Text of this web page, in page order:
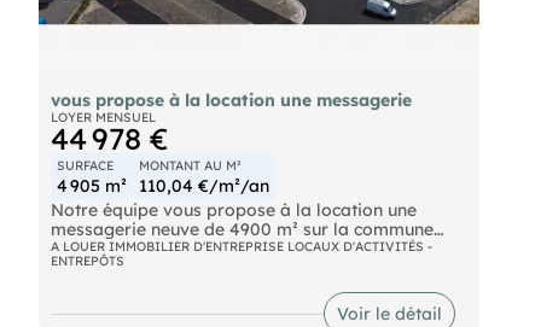
vous propose à la location une messagerie
LOYER MENSUEL
44 978 €
SURFACE
4 905 m²
MONTANT AU M²
110,04 €/m²/an
Notre équipe vous propose à la location une
messagerie neuve de 4900 m² sur la commune
d'Ayguemorte à proximité immédiate de
l'autoroute A62. Disponibilité immédiate.
A LOUER IMMOBILIER D'ENTREPRISE LOCAUX D'ACTIVITÉS -
ENTREPÔTS
Voir le détail